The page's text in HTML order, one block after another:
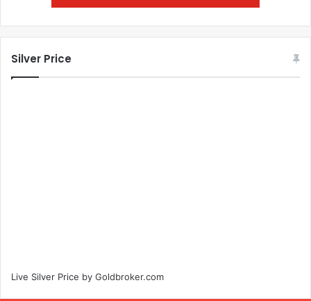
Silver Price
Live Silver Price by Goldbroker.com